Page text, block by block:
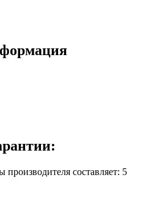
составляет: 5